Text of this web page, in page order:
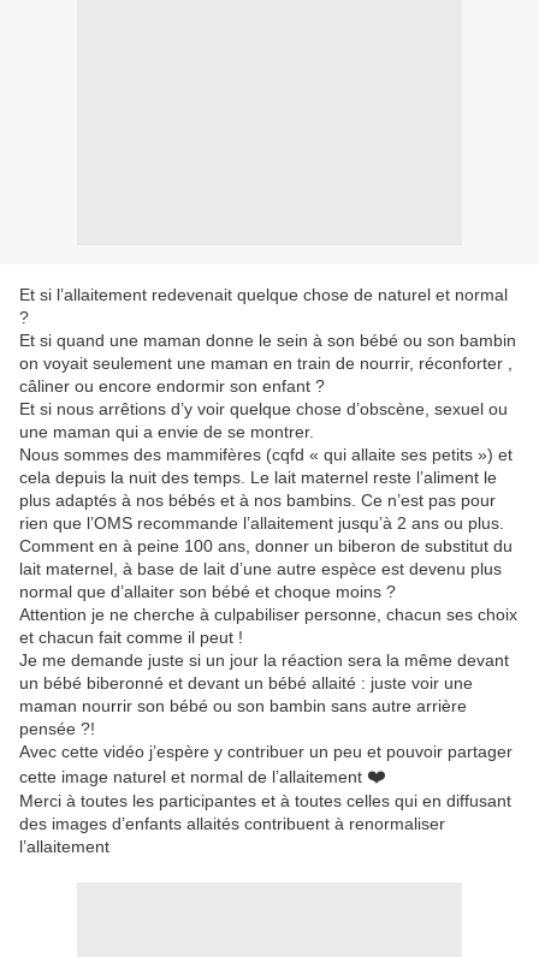
Et si l’allaitement redevenait quelque chose de naturel et normal
?
Et si quand une maman donne le sein à son bébé ou son bambin
on voyait seulement une maman en train de nourrir, réconforter ,
câliner ou encore endormir son enfant ?
Et si nous arrêtions d’y voir quelque chose d’obscène, sexuel ou
une maman qui a envie de se montrer.
Nous sommes des mammifères (cqfd « qui allaite ses petits ») et
cela depuis la nuit des temps. Le lait maternel reste l’aliment le
plus adaptés à nos bébés et à nos bambins. Ce n’est pas pour
rien que l’OMS recommande l’allaitement jusqu’à 2 ans ou plus.
Comment en à peine 100 ans, donner un biberon de substitut du
lait maternel, à base de lait d’une autre espèce est devenu plus
normal que d’allaiter son bébé et choque moins ?
Attention je ne cherche à culpabiliser personne, chacun ses choix
et chacun fait comme il peut !
Je me demande juste si un jour la réaction sera la même devant
un bébé biberonné et devant un bébé allaité : juste voir une
maman nourrir son bébé ou son bambin sans autre arrière
pensée ?!
Avec cette vidéo j’espère y contribuer un peu et pouvoir partager
cette image naturel et normal de l’allaitement ❤️
Merci à toutes les participantes et à toutes celles qui en diffusant
des images d’enfants allaités contribuent à renormaliser
l’allaitement